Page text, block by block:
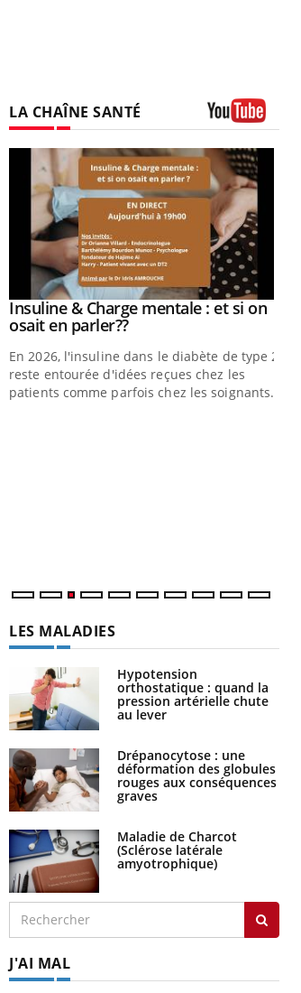
LA CHAÎNE SANTÉ
Youtube
Insuline & Charge mentale : et si on
osait en parler??Youtube
En 2026, l'insuline dans le diabète de type 2
reste entourée d'idées reçues chez les
patients comme parfois chez les soignants.
LES MALADIES
Hypotension
orthostatique : quand la
pression artérielle chute
au lever
Drépanocytose : une
déformation des globules
rouges aux conséquences
graves
Maladie de Charcot
(Sclérose latérale
amyotrophique)
J'AI MAL